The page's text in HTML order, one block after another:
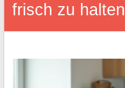
frisch zu halten